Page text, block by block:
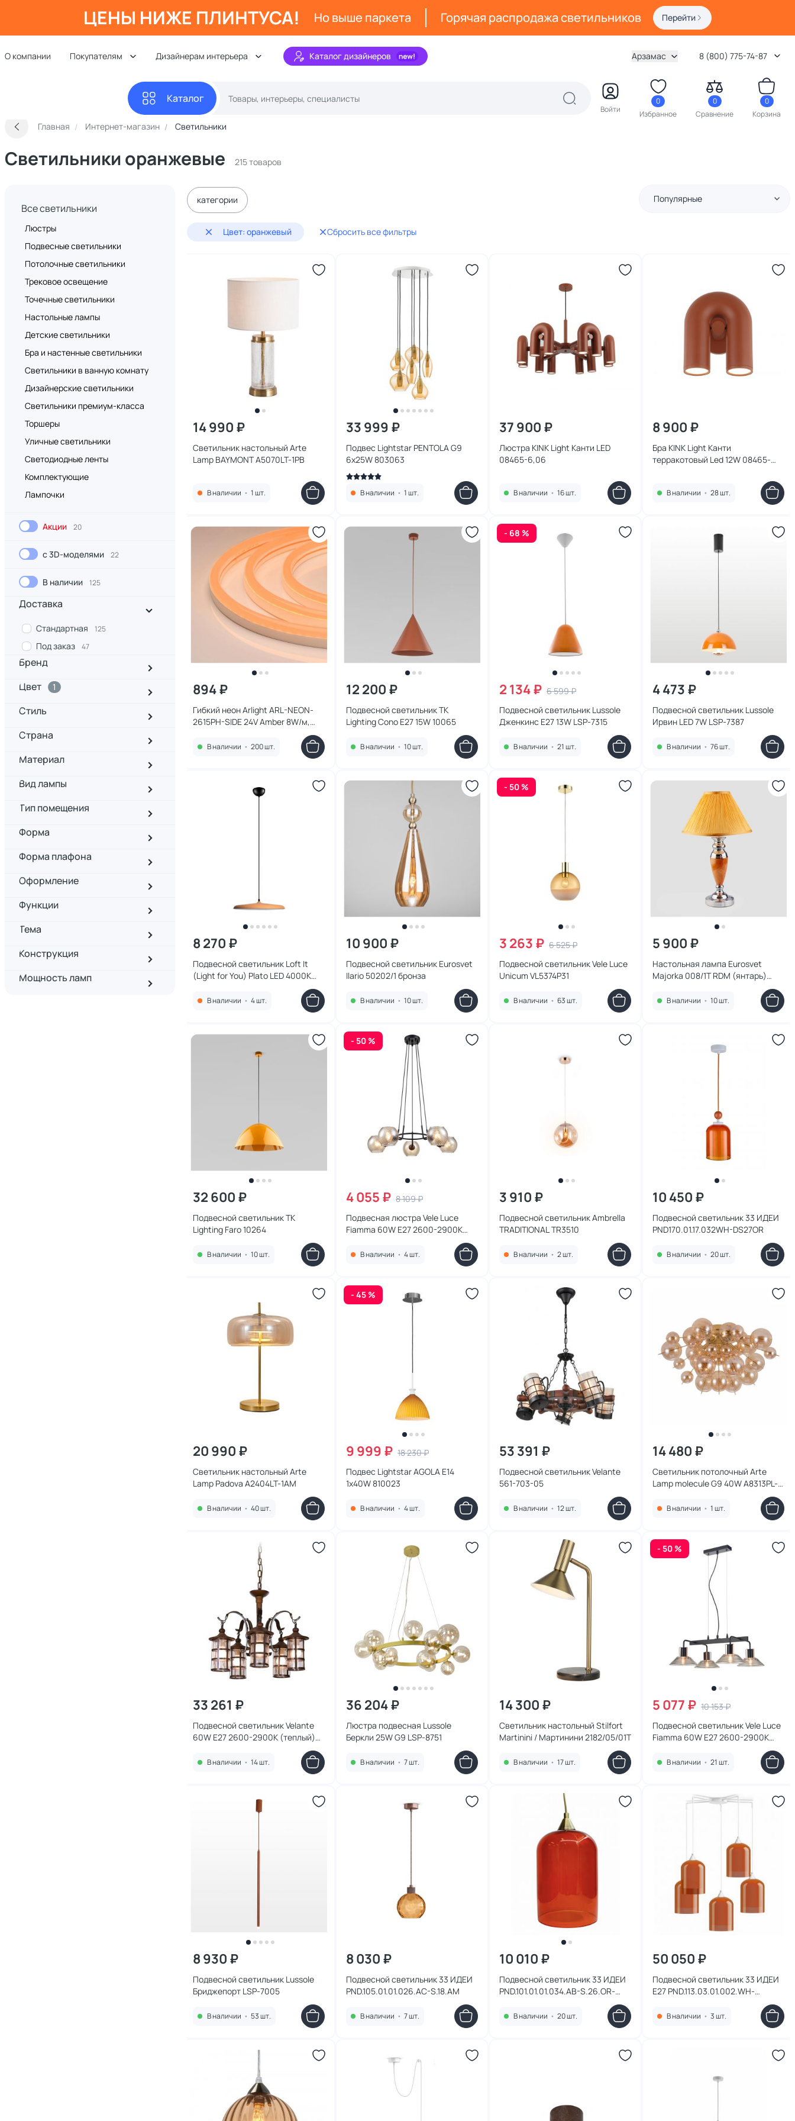
ЦЕНЫ НИЖЕ ПЛИНТУСА! Но выше паркета Горячая распродажа светильников Перейти
О компании Покупателям Дизайнерам интерьера Каталог дизайнеров Арзамас 8 (800) 775-74-87
Каталог
Войти
0
Избранное
0
Сравнение
0
Корзина
Главная Интернет-магазин Светильники
Светильники оранжевые 215 товаров
Все светильники
Люстры
Подвесные светильники
Потолочные светильники
Трековое освещение
Точечные светильники
Настольные лампы
Детские светильники
Бра и настенные светильники
Светильники в ванную комнату
Дизайнерские светильники
Светильники премиум-класса
Торшеры
Уличные светильники
Светодиодные ленты
Комплектующие
Лампочки
Акции 20
с 3D-моделями 22
В наличии 125
Доставка
Стандартная 125
Под заказ 47
Бренд
Цвет
1
Стиль
Страна
Материал
Вид лампы
Тип помещения
Форма
Форма плафона
Оформление
Функции
Тема
Конструкция
Мощность ламп
категории
Цвет: оранжевый Сбросить все фильтры
Популярные
14 990 ₽
Светильник настольный Arte
Lamp BAYMONT A5070LT-1PB
В наличии • 1 шт.
33 999 ₽
Подвес Lightstar PENTOLA G9
6х25W 803063
В наличии • 1 шт.
37 900 ₽
Люстра KINK Light Канти LED
08465-6,06
В наличии • 16 шт.
8 900 ₽
Бра KINK Light Канти
терракотовый Led 12W 08465-
В наличии • 28 шт.
894 ₽
Гибкий неон Arlight ARL-NEON-
2615PH-SIDE 24V Amber 8W/м,
В наличии • 200 шт.
12 200 ₽
Подвесной светильник TK
Lighting Cono E27 15W 10065
В наличии • 10 шт.
- 68 %
2 134 ₽ 6 599 ₽
Подвесной светильник Lussole
Дженкинс E27 13W LSP-7315
В наличии • 21 шт.
4 473 ₽
Подвесной светильник Lussole
Ирвин LED 7W LSP-7387
В наличии • 76 шт.
8 270 ₽
Подвесной светильник Loft It
(Light for You) Plato LED 4000K
В наличии • 4 шт.
10 900 ₽
Подвесной светильник Eurosvet
Ilario 50202/1 бронза
В наличии • 10 шт.
- 50 %
3 263 ₽ 6 525 ₽
Подвесной светильник Vele Luce
Unicum VL5374P31
В наличии • 63 шт.
5 900 ₽
Настольная лампа Eurosvet
Majorka 008/1T RDM (янтарь)
В наличии • 10 шт.
32 600 ₽
Подвесной светильник TK
Lighting Faro 10264
В наличии • 10 шт.
- 50 %
4 055 ₽ 8 109 ₽
Подвесная люстра Vele Luce
Fiamma 60W E27 2600-2900К
В наличии • 4 шт.
3 910 ₽
Подвесной светильник Ambrella
TRADITIONAL TR3510
В наличии • 2 шт.
10 450 ₽
Подвесной светильник 33 ИДЕИ
PND170.01.17.032WH-DS27OR
В наличии • 20 шт.
20 990 ₽
Светильник настольный Arte
Lamp Padova A2404LT-1AM
В наличии • 40 шт.
- 45 %
9 999 ₽ 18 230 ₽
Подвес Lightstar AGOLA E14
1х40W 810023
В наличии • 4 шт.
53 391 ₽
Подвесной светильник Velante
561-703-05
В наличии • 12 шт.
14 480 ₽
Светильник потолочный Arte
Lamp molecule G9 40W A8313PL-
В наличии • 1 шт.
33 261 ₽
Подвесной светильник Velante
60W E27 2600-2900К (теплый)
В наличии • 14 шт.
36 204 ₽
Люстра подвесная Lussole
Беркли 25W G9 LSP-8751
В наличии • 7 шт.
14 300 ₽
Светильник настольный Stilfort
Martinini / Мартинини 2182/05/01T
В наличии • 17 шт.
- 50 %
5 077 ₽ 10 153 ₽
Подвесной светильник Vele Luce
Fiamma 60W E27 2600-2900К
В наличии • 21 шт.
8 930 ₽
Подвесной светильник Lussole
Бриджепорт LSP-7005
В наличии • 53 шт.
8 030 ₽
Подвесной светильник 33 ИДЕИ
PND.105.01.01.026.AC-S.18.AM
В наличии • 7 шт.
10 010 ₽
Подвесной светильник 33 ИДЕИ
PND.101.01.01.034.AB-S.26.OR-
В наличии • 20 шт.
50 050 ₽
Подвесной светильник 33 ИДЕИ
E27 PND.113.03.01.002.WH-
В наличии • 3 шт.